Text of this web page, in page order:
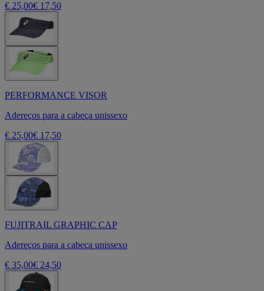
€ 25,00€ 17,50
PERFORMANCE VISOR
Adereços para a cabeça unissexo
€ 25,00€ 17,50
FUJITRAIL GRAPHIC CAP
Adereços para a cabeça unissexo
€ 35,00€ 24,50